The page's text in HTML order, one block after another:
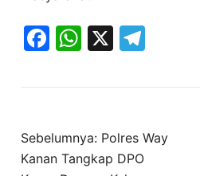
Facebook
WhatsApp
X
Navigasi
pos
Sebelumnya: Polres Way
Kanan Tangkap DPO